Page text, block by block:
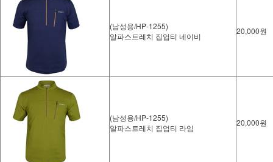
(남성용/HP-1255)
알파스트레치 집업티 네이비
20,000원
(남성용/HP-1255)
알파스트레치 집업티 라임
20,000원